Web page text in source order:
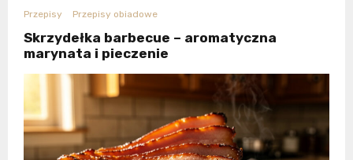
Przepisy Przepisy obiadowe
Skrzydełka barbecue – aromatyczna
marynata i pieczenie